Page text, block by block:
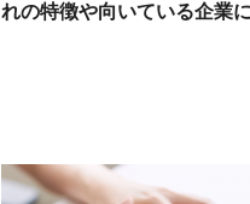
れの特徴や向いている企業